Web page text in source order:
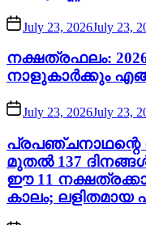
July 23, 2026July 23,
നക്ഷത്രഫലം:
നാളുകാർക്കും
July 23, 2026July 23,
മുതൽ 137
ഈ 11
കാലം; ലളിതമായ